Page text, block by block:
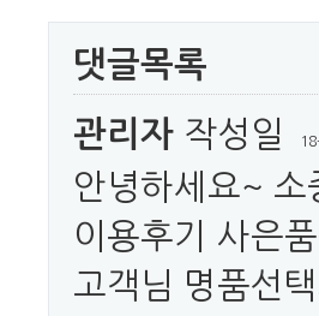
댓글목록
관리자 작성일
안녕하세요~
이용후기 사은
고객님 명품선